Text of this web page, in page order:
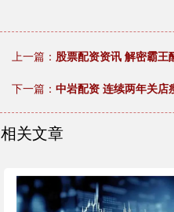
上一篇： 股票配资资讯 解密霸王
下一篇： 中岩配资 连续两年关店
相关文章